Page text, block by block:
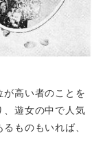
高い者のことを
遊女の中で人気
ものもいれば、